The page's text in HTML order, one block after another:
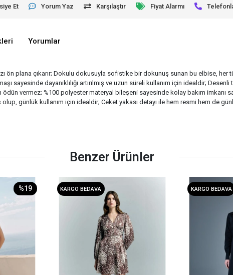
Et Yorum Yaz Karşılaştır Fiyat Alarmı
Yorumlar
ön plana çıkarır; Dokulu dokusuyla sofistike bir dokunuş sunan bu elbise,
sayesinde dayanıklılığı artırılmış ve uzun süreli kullanım için idealdir;
vermez; %100 polyester materyal bileşeni sayesinde kolay bakım imkanı
günlük kullanım için idealdir; Ceket yakası detayı ile hem resmi hem de
Benzer Ürünler
%19 KARGO BEDAVA KARGO BEDAVA